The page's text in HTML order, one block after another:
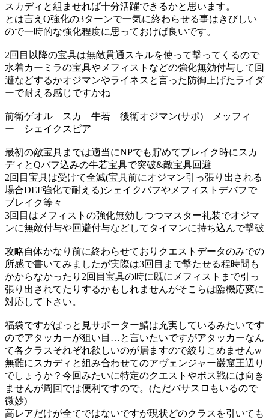
スカディと組ませれば十分活躍できるかと思います。
とは言えQ強化の3ターンで一気に終わらせる事はきびしい
ので一時的な強化程度に思っておけば良いです。
2回目以降の宝具は無敵貫通スキルを使って撃ってくるので
水着カーミラの宝具やメフィストなどの強化無効付与して回
避などするかオジマンやライネスと言った防御上げたライダ
ーで耐える感じですかね
前衛ゲオル スカ 牛若 後衛オジマン(サポ) メッフィ
ー シェイクスピア
最初の敵宝具までは適当にNPでも貯めてブレイク時にスカ
ディとQバフ込みの牛若宝具で突破&敵宝具回避
2回目宝具は受けて全滅(宝具前にオジマン引っ張り出される
場合DEF強化で耐える)シェイクバフやメフィストデバフで
ブレイク等々
3回目はメフィストの強化無効しつつマスター礼装でオジマ
ンに無敵付与や回避付与などしてタイマンに持ち込んで撃破
攻略自体かなり前に終わらせておりクエストデータのみでの
所感で書いてみましたが実際は3回目まで撃たせる程時間も
かからなかったり2回目宝具の時に既にメフィストまで引っ
張り出されてたりするかもしれませんがそこらは臨機応変に
対応して下さい。
福袋ですがぱっと見サポーター鯖は充実しているみたいです
のでアタッカーが狙い目…と言いたいですがアタッカーなん
て各クラスそれぞれ欲しいのが居ますので絞りこめませんw
無難にスカディと組み合わせてのアヴェンジャー巌窟王辺り
でしょうか？今回みたいに特定のクエストやボス戦には向き
ませんが周回では便利ですので。(ただバサスロもいるので
微妙)
高レアだけが全てではないですが現状どのクラスを引いても